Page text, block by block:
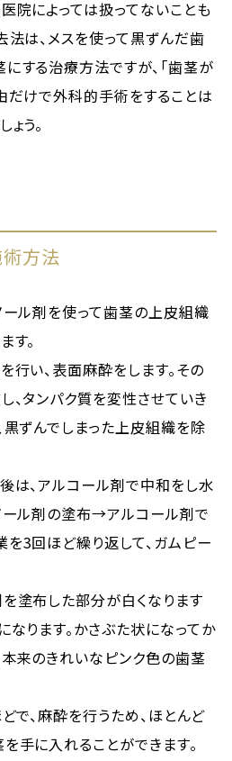
院によっては扱ってないことも
法は、メスを使って黒ずんだ歯
する治療方法ですが、「歯茎が
だけで外科的手術をすることは
う。
術方法
ール剤を使って歯茎の上皮組織
す。
行い、表面麻酔をします。その
、タンパク質を変性させていき
黒ずんでしまった上皮組織を除
は、アルコール剤で中和をし水
ール剤の塗布→アルコール剤で
3回ほど繰り返して、ガムピー
塗布した部分が白くなります
なります。かさぶた状になってか
来のきれいなピンク色の歯茎
、麻酔を行うため、ほとんど
手に入れることができます。